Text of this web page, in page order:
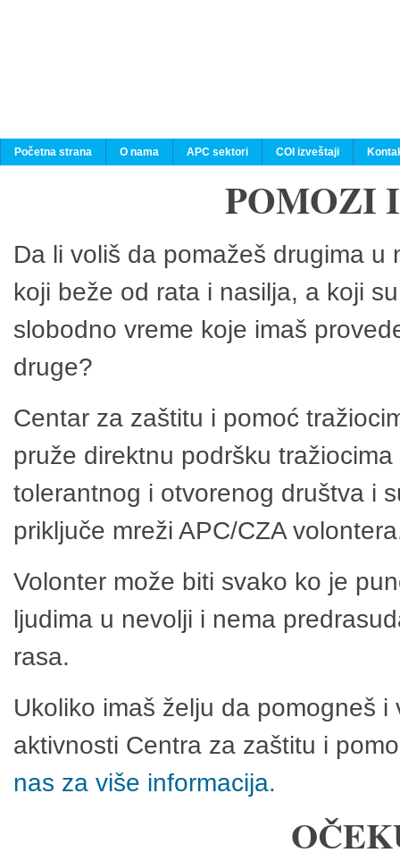
Početna strana O nama APC sektori COI izveštaji
POMOZI
Da li voliš da pomažeš drugima
koji beže od rata i nasilja, a koji
slobodno vreme koje imaš
druge?
Centar za zaštitu i pomoć
pruže direktnu podršku
tolerantnog i otvorenog društva i
priključe mreži APC/CZA
Volonter može biti svako ko je
ljudima u nevolji i nema
rasa.
Ukoliko imaš želju da pomogneš
aktivnosti Centra za zaštitu i
nas za više informacija.